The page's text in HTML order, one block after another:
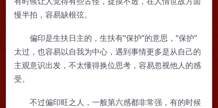
慢半拍，容易缺根弦。
偏印是生扶日主的，生扶有“保护”的意思，“保护”
太过，也容易以自我为中心，遇到事情更多是从自己的
主观意识出发，不太懂得换位思考，容易忽视他人的感
受。
不过偏印旺之人，一般第六感都非常强，有的时候